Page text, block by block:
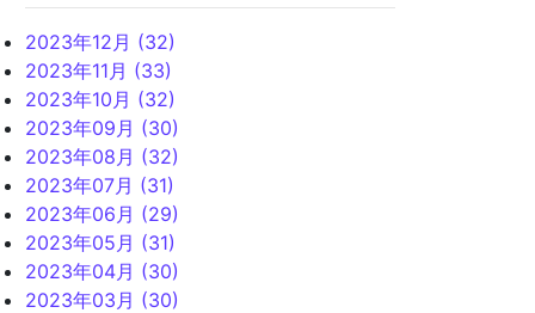
2023年12月 (32)
2023年11月 (33)
2023年10月 (32)
2023年09月 (30)
2023年08月 (32)
2023年07月 (31)
2023年06月 (29)
2023年05月 (31)
2023年04月 (30)
2023年03月 (30)